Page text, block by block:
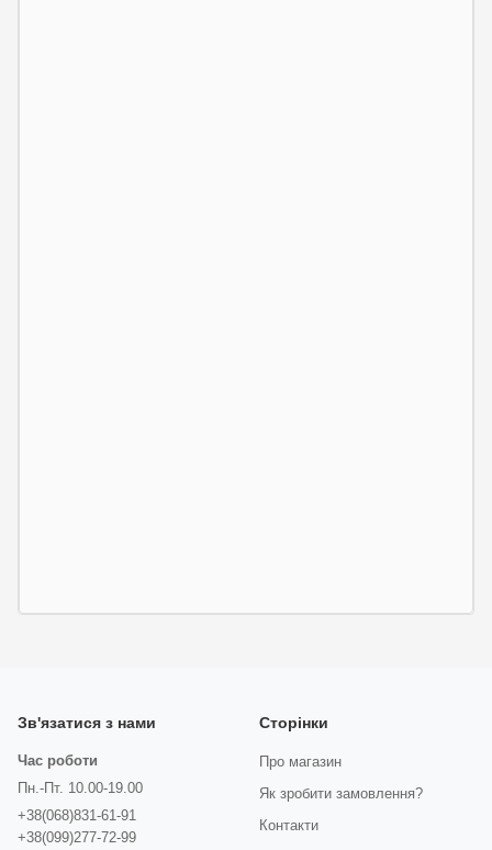
Зв'язатися з нами
Час роботи
Пн.-Пт. 10.00-19.00
+38(068)831-61-91
+38(099)277-72-99
Сторінки
Про магазин
Як зробити замовлення?
Контакти